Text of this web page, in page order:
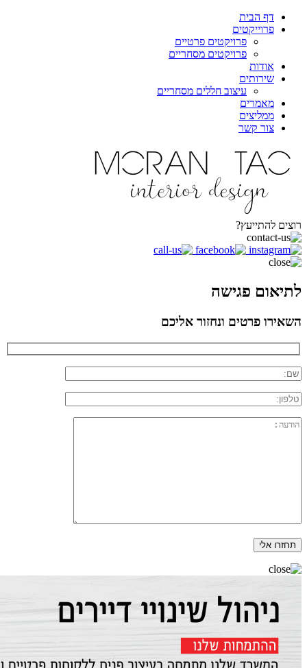
דף הבית
פרוייקטים
פרויקטים פרטיים
פרויקטים מסחריים
אודות
שירותים
עיצוב חללים מסחריים
מאמרים
ממליצים
צור קשר
רוצים להתייעץ?
לתיאום פגישה
השאירו פרטים ונחזור אליכם